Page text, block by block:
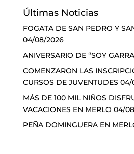
Últimas Noticias
FOGATA DE SAN PEDRO Y
04/08/2026
ANIVERSARIO DE “SOY
COMENZARON LAS
CURSOS DE JUVENTUDES 04/
MÁS DE 100 MIL NIÑOS
VACACIONES EN MERLO 04/
PEÑA DOMINGUERA EN